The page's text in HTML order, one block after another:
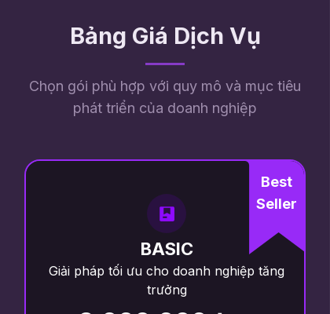
Bảng Giá Dịch Vụ
Chọn gói phù hợp với quy mô và mục tiêu
phát triển của doanh nghiệp
PREMIUM
Giải pháp tối ưu cho doanh nghiệp tăng
trưởng